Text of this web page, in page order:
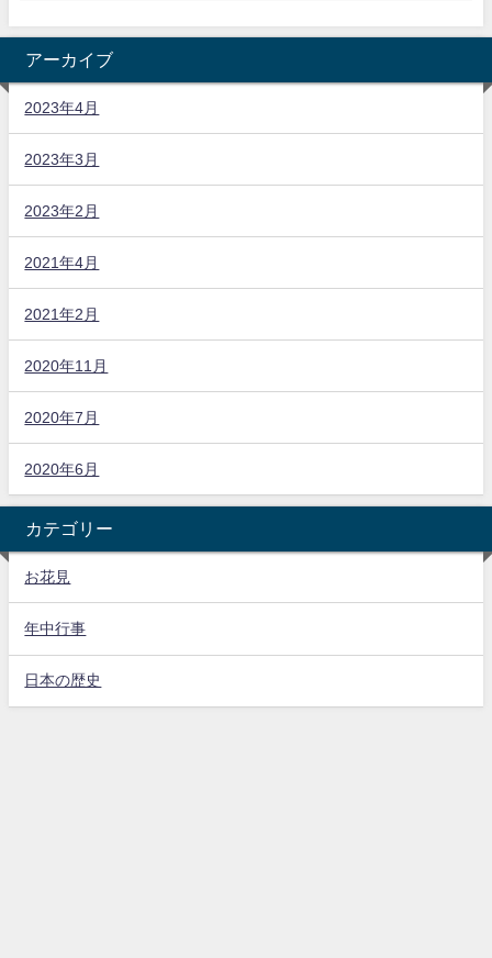
アーカイブ
2023年4月
2023年3月
2023年2月
2021年4月
2021年2月
2020年11月
2020年7月
2020年6月
カテゴリー
お花見
年中行事
日本の歴史